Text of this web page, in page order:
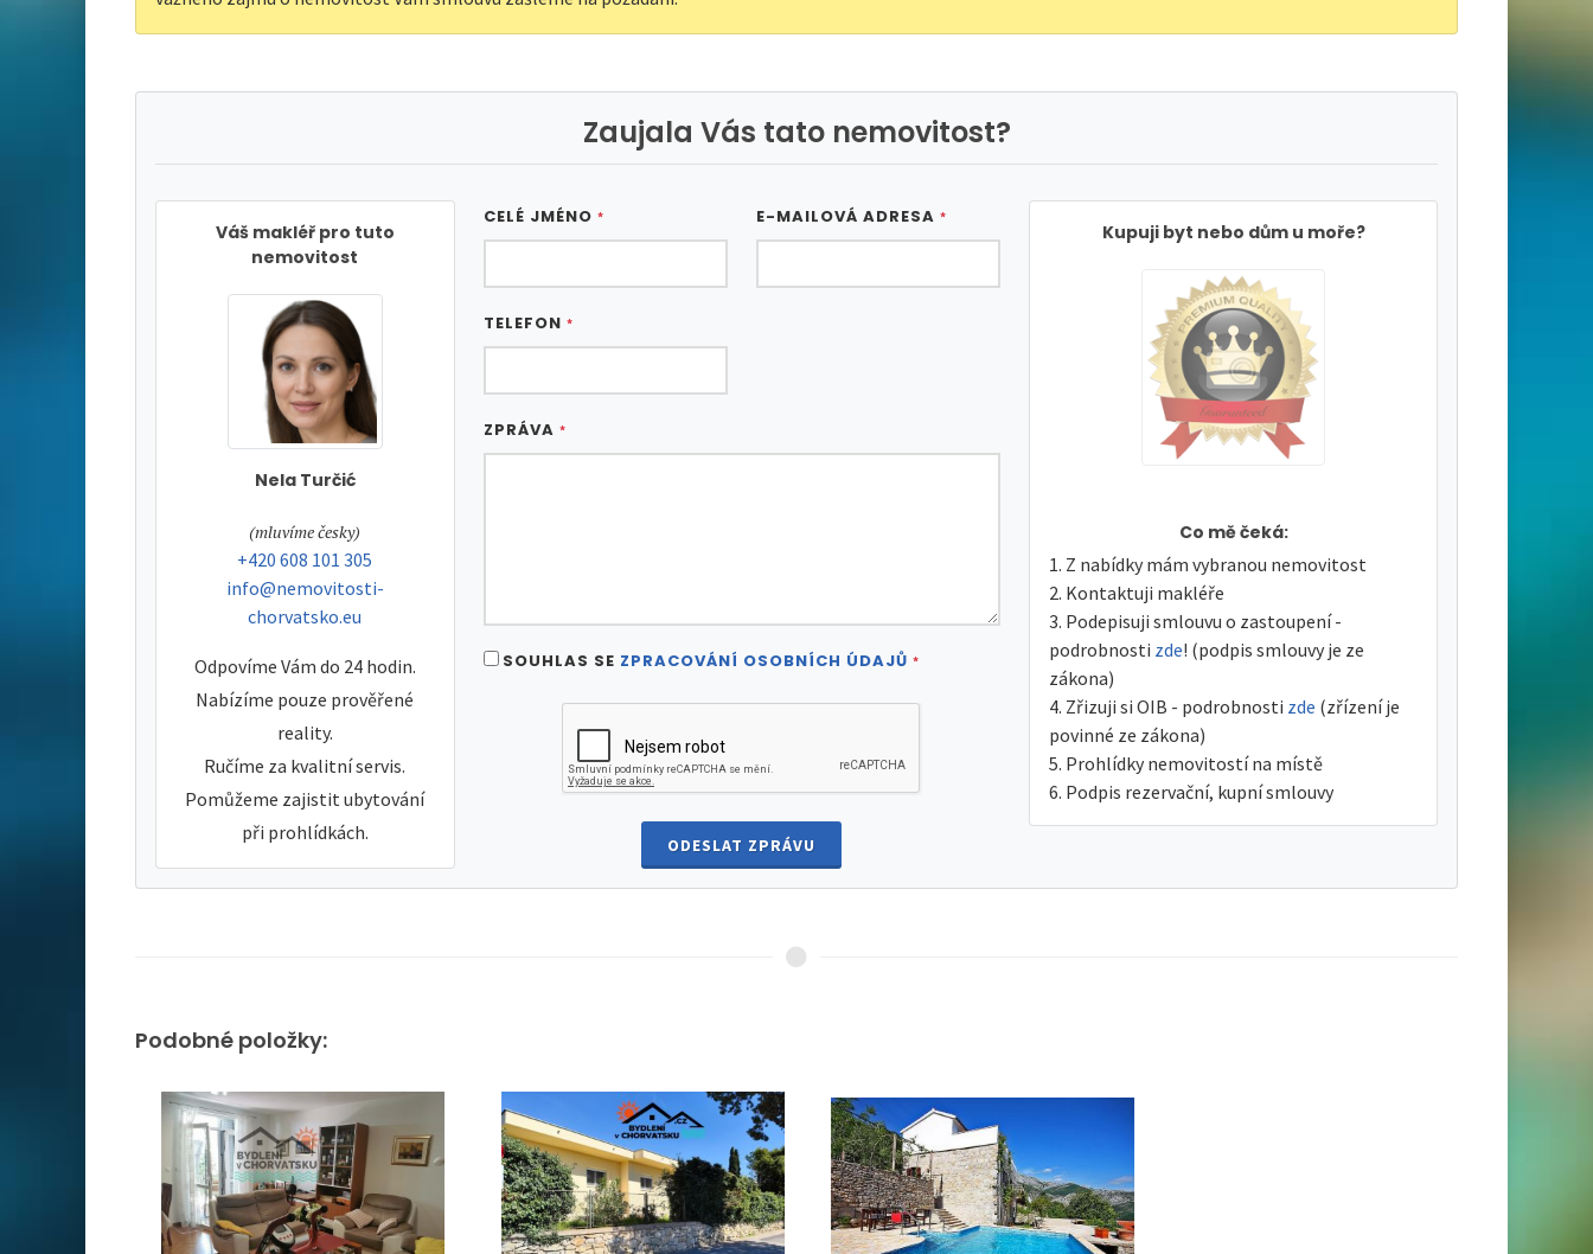
Zaujala Vás tato nemovitost?
Váš makléř pro tuto
nemovitost
Nela Turčić
tel:
(mluvíme česky)
tel:
+420 608 101 305
e-mail:
info@nemovitosti-
chorvatsko.eu
Odpovíme Vám do 24 hodin.
Nabízíme pouze prověřené
reality.
Ručíme za kvalitní servis.
Pomůžeme zajistit ubytování
při prohlídkách.
CELÉ JMÉNO * E-MAILOVÁ ADRESA *
TELEFON *
ZPRÁVA *
SOUHLAS SE ZPRACOVÁNÍ OSOBNÍCH ÚDAJŮ *
ODESLAT ZPRÁVU
Kupuji byt nebo dům u moře?
Co mě čeká:
Z nabídky mám vybranou nemovitost
Kontaktuji makléře
Podepisuji smlouvu o zastoupení -
podrobnosti zde! (podpis smlouvy je ze
zákona)
Zřizuji si OIB - podrobnosti zde (zřízení je
povinné ze zákona)
Prohlídky nemovitostí na místě
Podpis rezervační, kupní smlouvy
Podobné položky: